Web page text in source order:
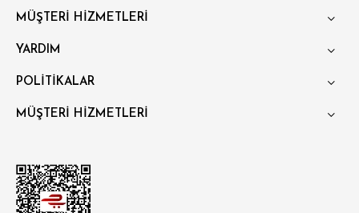
MÜŞTERİ HİZMETLERİ
YARDIM
POLİTİKALAR
MÜŞTERİ HİZMETLERİ